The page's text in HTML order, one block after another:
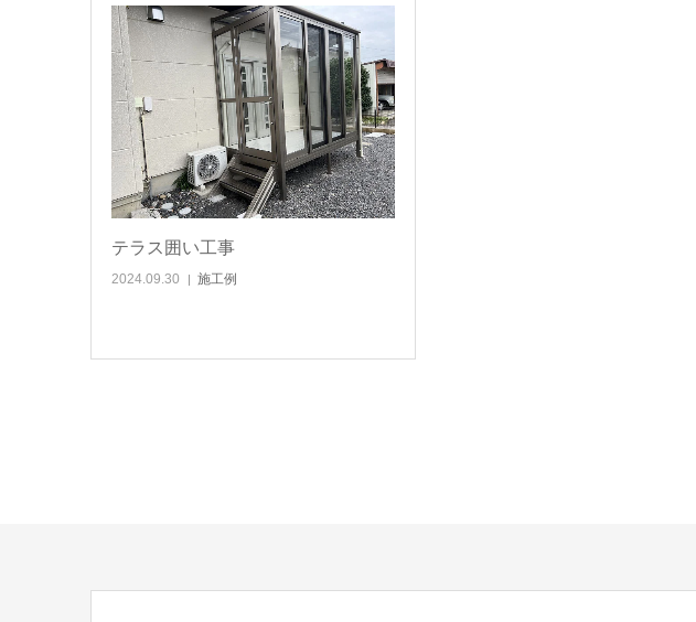
テラス囲い工事
2024.09.30 施工例